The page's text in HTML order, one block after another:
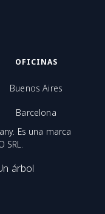
OFICINAS
Buenos Aires
Barcelona
Es una marca